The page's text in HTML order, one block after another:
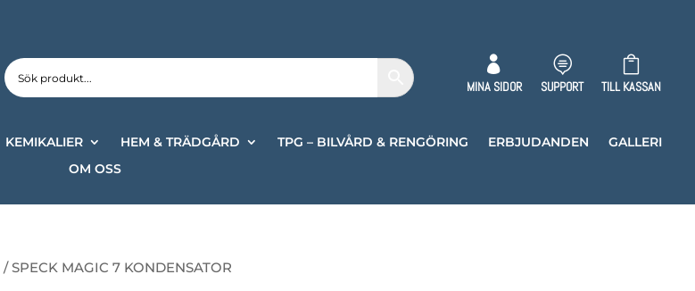

MINA SIDOR

SUPPORT

TILL KASSAN
KEMIKALIER HEM & TRÄDGÅRD TPG – BILVÅRD & RENGÖRING ERBJUDANDEN
GALLERI
OM OSS
/ SPECK MAGIC 7 KONDENSATOR